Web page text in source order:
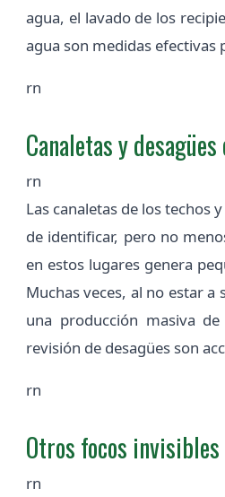
agua, el lavado de los
agua son medidas efectivas
rn
Canaletas y
rn
Las canaletas de los techos
de identificar, pero no
en estos lugares genera
Muchas veces, al no estar
una producción masiva
revisión de desagües son
rn
Otros focos
rn